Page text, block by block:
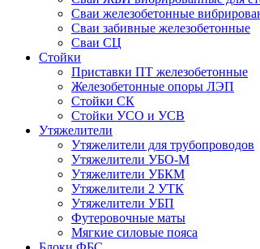
Сваи железобетонные
Сваи забивные железобетонные
Сваи СЦ
Стойки
Приставки ПТ железобетонные
Железобетонные опоры ЛЭП
Стойки СК
Стойки УСО и УСВ
Утяжелители
Утяжелители для трубопроводов
Утяжелители УБО-М
Утяжелители УБКМ
Утяжелители 2 УТК
Утяжелители УБП
Футеровочные маты
Мягкие силовые пояса